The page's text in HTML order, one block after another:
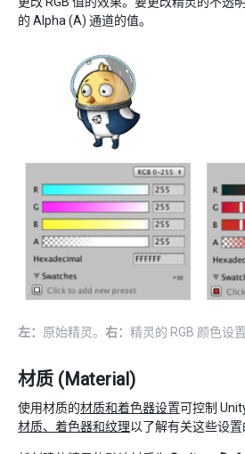
的 Alpha (A) 通道的值。
左： 原始精灵。 右： 精灵的 RGB 颜色设
材质 (Material)
使用材质的材质和着色器设置可控制
材质、着色器和纹理以了解有关这些设置